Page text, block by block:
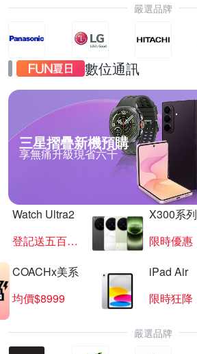
嚴選品牌
數位通訊
三星摺疊新機預購
享無痛升級現省六千
Watch Ultra2
登記送五百超贈點
X300系列
限時優惠
COACHx美系
均價$8999
iPad Air
限時狂降
嚴選品牌